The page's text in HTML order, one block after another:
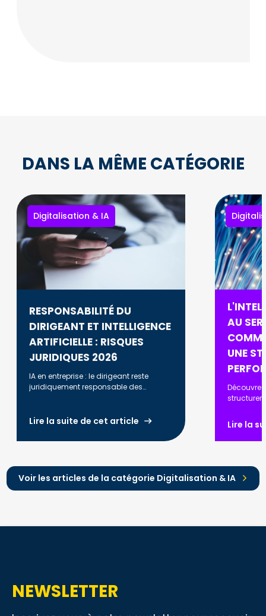
DANS LA MÊME CATÉGORIE
Digitalisation & IA
RESPONSABILITÉ DU
DIRIGEANT ET INTELLIGENCE
ARTIFICIELLE : RISQUES
JURIDIQUES 2026
IA en entreprise : le dirigeant reste
juridiquement responsable des
savoir en 2026.
Lire la suite de cet article
AU
UNE
structurer
optimiser
renforcer
Lire la
Voir les articles de la catégorie Digitalisation & IA
NEWSLETTER